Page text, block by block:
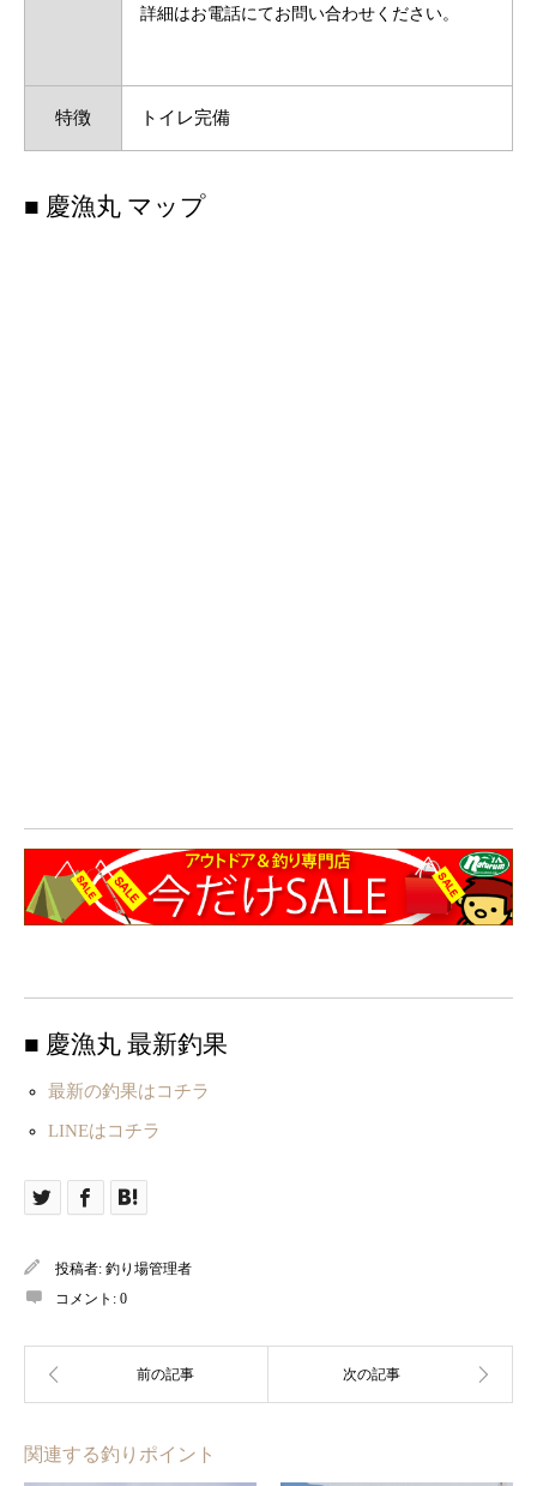
詳細はお電話にてお問い合わせください。
特徴 トイレ完備
■ 慶漁丸 マップ
■ 慶漁丸 最新釣果
最新の釣果はコチラ
LINEはコチラ
投稿者: 釣り場管理者
コメント: 0
関連する釣りポイント